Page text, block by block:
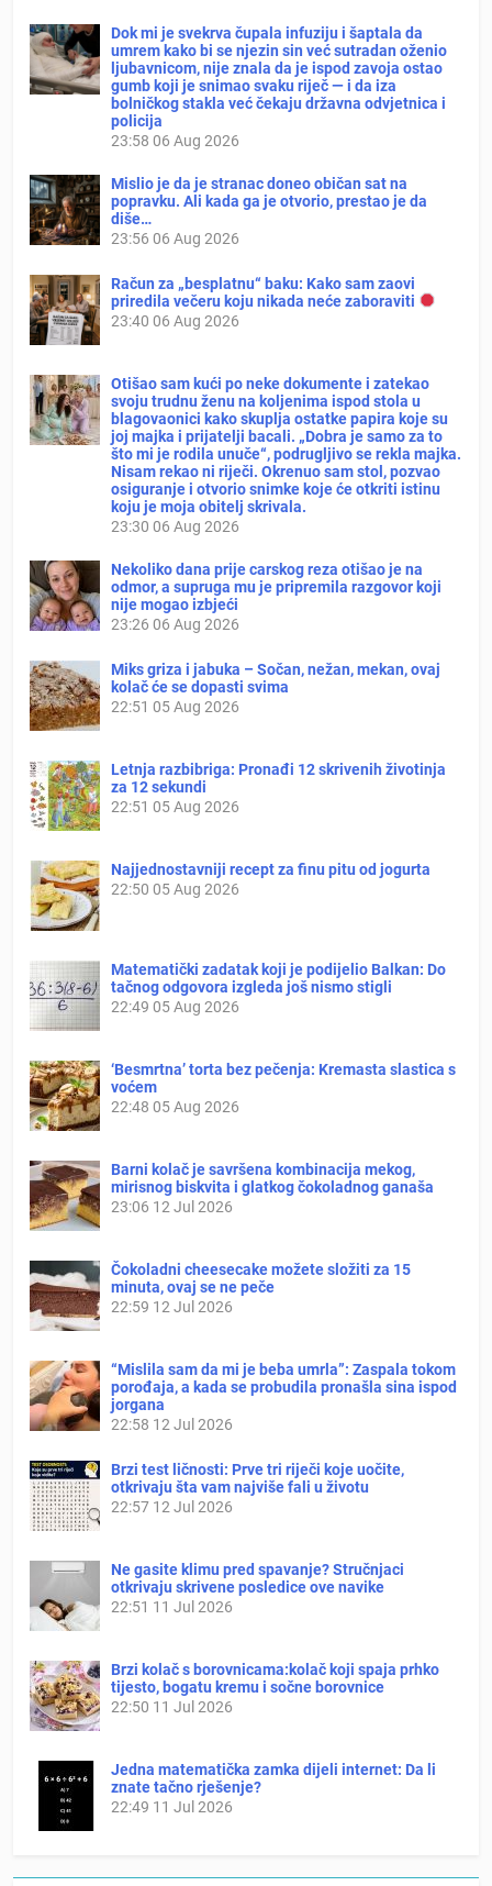
Dok mi je svekrva čupala infuziju i šaptala da
umrem kako bi se njezin sin već sutradan oženio
ljubavnicom, nije znala da je ispod zavoja ostao
gumb koji je snimao svaku riječ — i da iza
bolničkog stakla već čekaju državna odvjetnica i
policija
23:58 06 Aug 2026
Mislio je da je stranac doneo običan sat na
popravku. Ali kada ga je otvorio, prestao je da
diše…
23:56 06 Aug 2026
Račun za „besplatnu“ baku: Kako sam zaovi
priredila večeru koju nikada neće zaboraviti
23:40 06 Aug 2026
Otišao sam kući po neke dokumente i zatekao
svoju trudnu ženu na koljenima ispod stola u
blagovaonici kako skuplja ostatke papira koje su
joj majka i prijatelji bacali. „Dobra je samo za to
što mi je rodila unuče“, podrugljivo se rekla majka.
Nisam rekao ni riječi. Okrenuo sam stol, pozvao
osiguranje i otvorio snimke koje će otkriti istinu
koju je moja obitelj skrivala.
23:30 06 Aug 2026
Nekoliko dana prije carskog reza otišao je na
odmor, a supruga mu je pripremila razgovor koji
nije mogao izbjeći
23:26 06 Aug 2026
Miks griza i jabuka – Sočan, nežan, mekan, ovaj
kolač će se dopasti svima
22:51 05 Aug 2026
Letnja razbibriga: Pronađi 12 skrivenih životinja
za 12 sekundi
22:51 05 Aug 2026
Najjednostavniji recept za finu pitu od jogurta
22:50 05 Aug 2026
Matematički zadatak koji je podijelio Balkan: Do
tačnog odgovora izgleda još nismo stigli
22:49 05 Aug 2026
‘Besmrtna’ torta bez pečenja: Kremasta slastica s
voćem
22:48 05 Aug 2026
Barni kolač je savršena kombinacija mekog,
mirisnog biskvita i glatkog čokoladnog ganaša
23:06 12 Jul 2026
Čokoladni cheesecake možete složiti za 15
minuta, ovaj se ne peče
22:59 12 Jul 2026
“Mislila sam da mi je beba umrla”: Zaspala tokom
porođaja, a kada se probudila pronašla sina ispod
jorgana
22:58 12 Jul 2026
Brzi test ličnosti: Prve tri riječi koje uočite,
otkrivaju šta vam najviše fali u životu
22:57 12 Jul 2026
Ne gasite klimu pred spavanje? Stručnjaci
otkrivaju skrivene posledice ove navike
22:51 11 Jul 2026
Brzi kolač s borovnicama:kolač koji spaja prhko
tijesto, bogatu kremu i sočne borovnice
22:50 11 Jul 2026
Jedna matematička zamka dijeli internet: Da li
znate tačno rješenje?
22:49 11 Jul 2026